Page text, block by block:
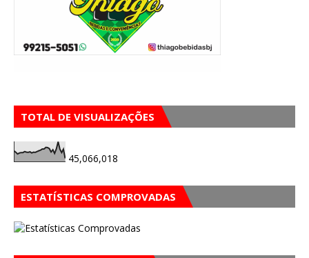
TOTAL DE VISUALIZAÇÕES
45,066,018
ESTATÍSTICAS COMPROVADAS